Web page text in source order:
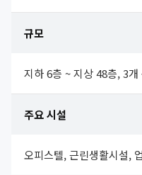
규모
지하 6층 ~ 지상 48층, 3개
주요 시설
오피스텔, 근린생활시설,